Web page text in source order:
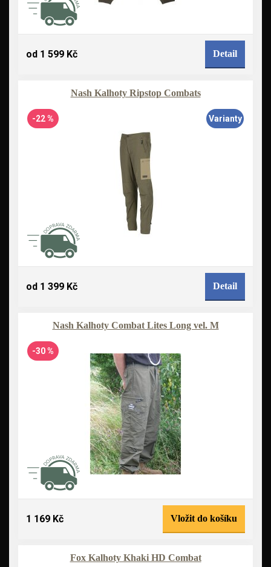
od 1 599 Kč Detail
Nash Kalhoty Ripstop Combats
-22 % Varianty
od 1 399 Kč Detail
Nash Kalhoty Combat Lites Long vel. M
-30 %
1 169 Kč Vložit do košíku
Fox Kalhoty Khaki HD Combat